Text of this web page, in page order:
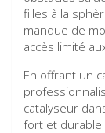
filles à la
manque de
accès limité
En offrant un
catalyseur
fort et durable.